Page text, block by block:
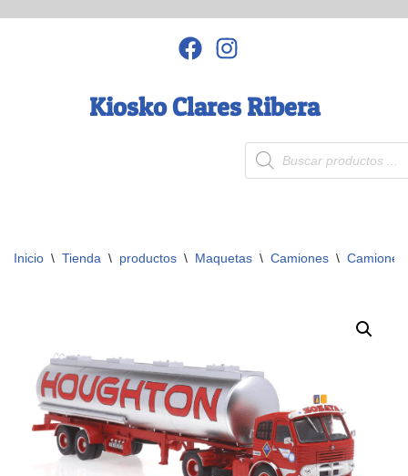
Kiosko Clares Ribera
Inicio \ Tienda \ productos \ Maquetas \ Camiones \